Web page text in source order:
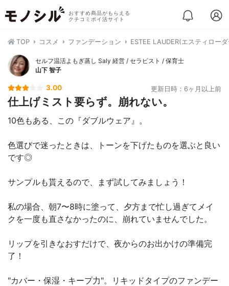
おすすめ商品がもらえる
クチコミポイ活サイト
TOP コスメ ファンデーション ESTEE LAUDER(エスティロー
セルフ温活よもぎ蒸し Saly 経営 / セラピスト / 保育士
山下 智子
3.00 更新日時：6ヶ月以上前
仕上げミスト要らず。崩れない。
10色もある、この『ダブルウェア』。
色選びで迷ったときは、トーンを下げたものを選ぶと良い
です◎
サンプルも貰えるので、まず試してみましょう！
私の場合、朝7〜8時に塗って、夕方まで忙し過ぎてメイ
クを一度も直さなかったのに、崩れていませんでした。
リップを引きなおすだけで、夜からのお出かけの準備完
了！
"カバー・保湿・キープ力"。リキッドタイプのファンデー